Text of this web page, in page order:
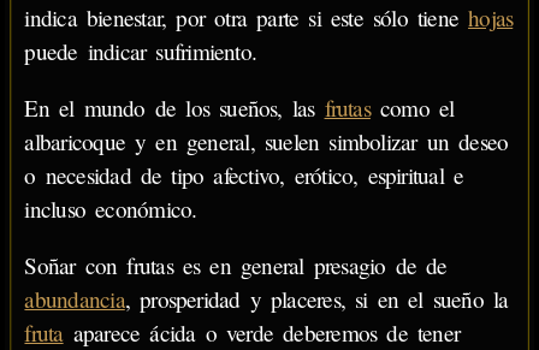
indica bienestar, por otra parte si este sólo tienehojas
puede indicar sufrimiento.
En el mundo de los sueños, las frutascomo el
albaricoque y en general, suelen simbolizar un deseo
o necesidad de tipo afectivo, erótico, espiritual e
incluso económico.
Soñar con frutas es en general presagio de de
abundancia, prosperidad y placeres, si en el sueño la
frutaaparece ácida o verde deberemos de tener